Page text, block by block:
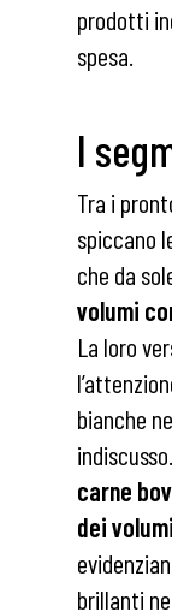
prodotti
spesa.
I
Tra i
spiccano
che da
volumi
La loro
bianche
carne
dei
brillanti